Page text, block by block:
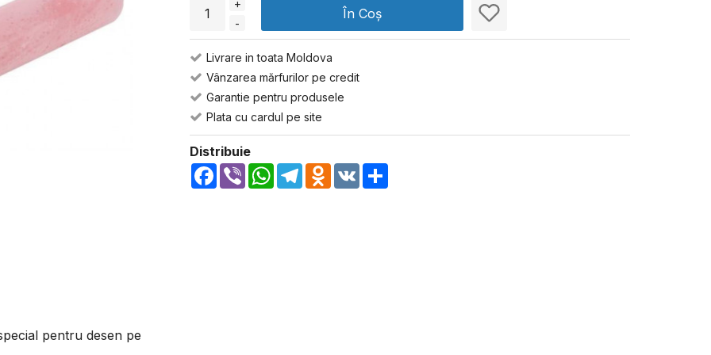
pentru desen pe
+
-
În Coș
Livrare in toata Moldova
Vânzarea mărfurilor pe credit
Garantie pentru produsele
Plata cu cardul pe site
Distribuie
Facebook
Viber WhatsApp
TelegramOdnoklassniki
VK